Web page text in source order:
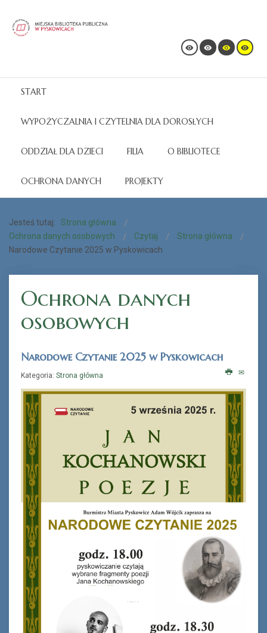
START
WYPOŻYCZALNIA I CZYTELNIA DLA DOROSŁYCH
ODDZIAŁ DLA DZIECI FILIA O BIBLIOTECE
OCHRONA DANYCH PROJEKTY
Jesteś tutaj:
Strona główna
Ochrona danych osobowych
Czytaj
Strona główna
Narodowe Czytanie 2025 w Pyskowicach
Ochrona danych
osobowych
Narodowe Czytanie 2025 w Pyskowicach
Kategoria: Strona główna